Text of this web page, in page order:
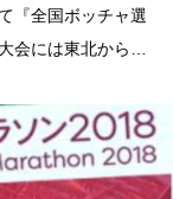
『全国ボッチャ選
会には東北から沖
、ちゃんとキャプ
戦略立てて戦って